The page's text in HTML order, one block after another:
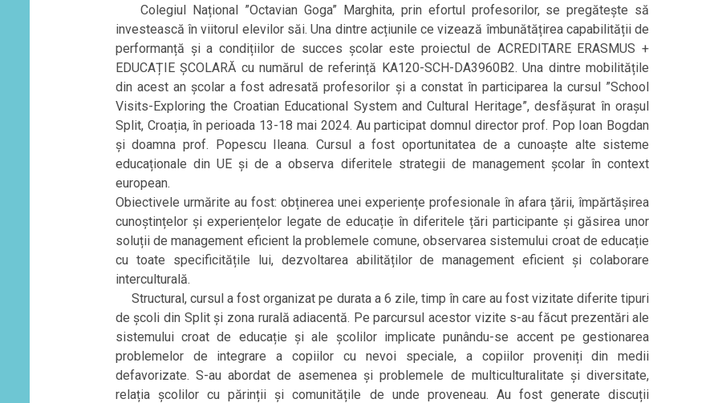
Colegiul Național ”Octavian Goga” Marghita, prin efortul profesorilor, se pregătește să
investească în viitorul elevilor săi. Una dintre acțiunile ce vizează îmbunătățirea capabilității de
performanță și a condițiilor de succes școlar este proiectul de ACREDITARE ERASMUS +
EDUCAȚIE ȘCOLARĂ cu numărul de referință KA120-SCH-DA3960B2. Una dintre mobilitățile
din acest an școlar a fost adresată profesorilor și a constat în participarea la cursul ”School
Visits-Exploring the Croatian Educational System and Cultural Heritage”, desfășurat în orașul
Split, Croația, în perioada 13-18 mai 2024. Au participat domnul director prof. Pop Ioan Bogdan
și doamna prof. Popescu Ileana. Cursul a fost oportunitatea de a cunoaște alte sisteme
educaționale din UE și de a observa diferitele strategii de management școlar în context
european.
Obiectivele urmărite au fost: obținerea unei experiențe profesionale în afara țării, împărtășirea
cunoștințelor și experiențelor legate de educație în diferitele țări participante și găsirea unor
soluții de management eficient la problemele comune, observarea sistemului croat de educație
cu toate specificitățile lui, dezvoltarea abilităților de management eficient și colaborare
interculturală.
Structural, cursul a fost organizat pe durata a 6 zile, timp în care au fost vizitate diferite tipuri
de școli din Split și zona rurală adiacentă. Pe parcursul acestor vizite s-au făcut prezentări ale
sistemului croat de educație și ale școlilor implicate punându-se accent pe gestionarea
problemelor de integrare a copiilor cu nevoi speciale, a copiilor proveniți din medii
defavorizate. S-au abordat de asemenea și problemele de multiculturalitate și diversitate,
relația școlilor cu părinții și comunitățile de unde proveneau. Au fost generate discuții